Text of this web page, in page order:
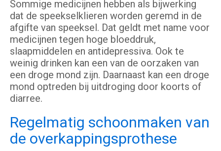
Sommige medicijnen hebben als bijwerking
dat de speekselklieren worden geremd in de
afgifte van speeksel. Dat geldt met name voor
medicijnen tegen hoge bloeddruk,
slaapmiddelen en antidepressiva. Ook te
weinig drinken kan een van de oorzaken van
een droge mond zijn. Daarnaast kan een droge
mond optreden bij uitdroging door koorts of
diarree.
Regelmatig schoonmaken van
de overkappingsprothese